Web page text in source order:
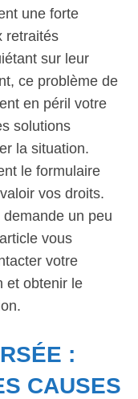
une forte
retraités
sur leur
ce problème de
en péril votre
solutions
la situation.
le formulaire
vos droits.
un peu
vous
votre
et obtenir le
:
CAUSES